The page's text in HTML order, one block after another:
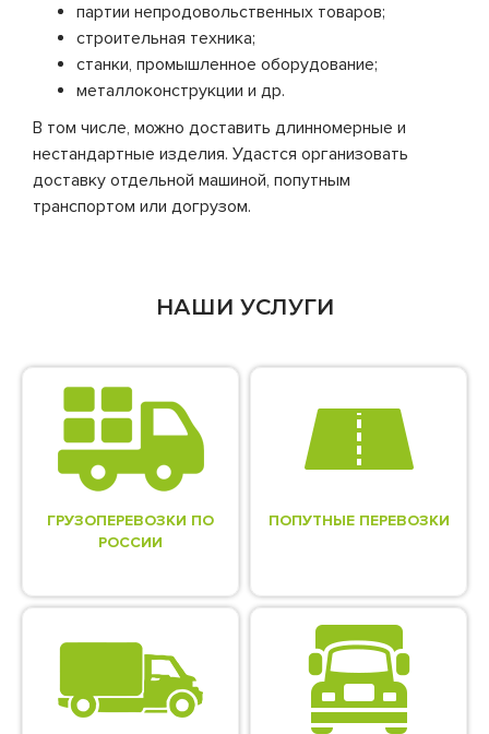
партии непродовольственных товаров;
строительная техника;
станки, промышленное оборудование;
металлоконструкции и др.
В том числе, можно доставить длинномерные и
нестандартные изделия. Удастся организовать
доставку отдельной машиной, попутным
транспортом или догрузом.
НАШИ УСЛУГИ
ГРУЗОПЕРЕВОЗКИ ПО
РОССИИ
ПОПУТНЫЕ ПЕРЕВОЗКИ